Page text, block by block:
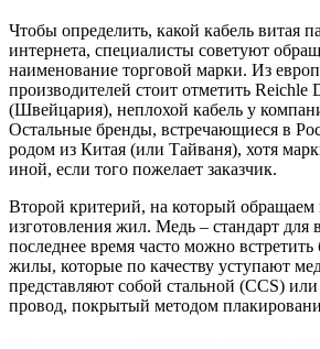
Чтобы определить, какой кабель витая
интернета, специалисты советуют
наименование торговой марки. Из
производителей стоит отметить Reichle
(Швейцария), неплохой кабель у
Остальные бренды, встречающиеся в
родом из Китая (или Тайваня), хотя
иной, если того пожелает заказчик.
Второй критерий, на который обращаем
изготовления жил. Медь – стандарт для
последнее время часто можно встретить
жилы, которые по качеству уступают
представляют собой стальной (CCS)
провод, покрытый методом